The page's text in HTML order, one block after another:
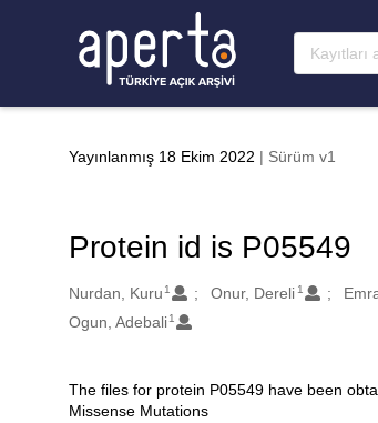
Yayınlanmış 18 Ekim 2022 | Sürüm v1
Protein id is P05549
Oluşturanlar
Nurdan, Kuru 1 Onur, Dereli 1
Ogun, Adebali 1
Açıklama
The files for protein P05549 have been
Missense Mutations